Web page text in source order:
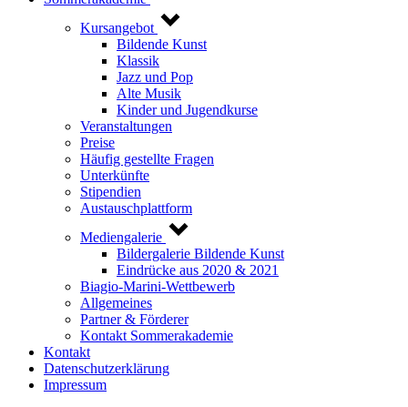
Kursangebot
Bildende Kunst
Klassik
Jazz und Pop
Alte Musik
Kinder und Jugendkurse
Veranstaltungen
Preise
Häufig gestellte Fragen
Unterkünfte
Stipendien
Austauschplattform
Mediengalerie
Bildergalerie Bildende Kunst
Eindrücke aus 2020 & 2021
Biagio-Marini-Wettbewerb
Allgemeines
Partner & Förderer
Kontakt Sommerakademie
Kontakt
Datenschutzerklärung
Impressum